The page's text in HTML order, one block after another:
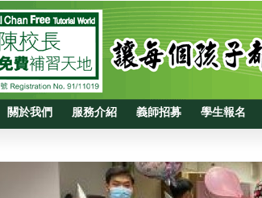
關於我們 服務介紹 義師招募 學生報名